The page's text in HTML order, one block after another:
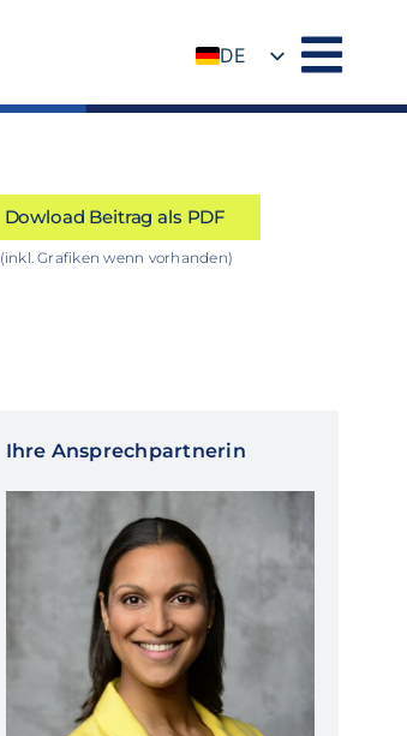
DE
Dowload Beitrag als PDF
(inkl. Grafiken wenn vorhanden)
Ihre Ansprechpartnerin